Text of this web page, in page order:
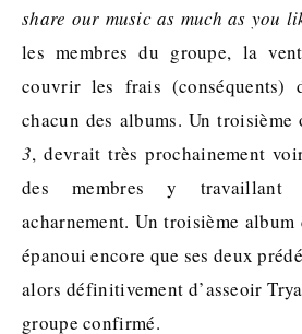
share our music as much as you
les membres du groupe, la
couvrir les frais (conséquents)
chacun des albums. Un
3, devrait très prochainement
des membres y travaillant
acharnement. Un troisième album
épanoui encore que ses deux
alors définitivement d’asseoir
groupe confirmé.